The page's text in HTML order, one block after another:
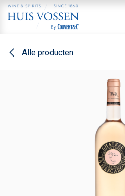
Overslaan naar inhoud
Alle producten